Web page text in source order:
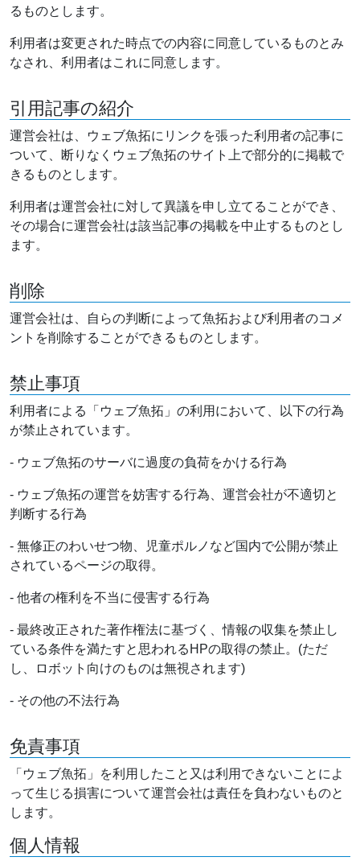
るものとします。
利用者は変更された時点での内容に同意しているものとみ
なされ、利用者はこれに同意します。
引用記事の紹介
運営会社は、ウェブ魚拓にリンクを張った利用者の記事に
ついて、断りなくウェブ魚拓のサイト上で部分的に掲載で
きるものとします。
利用者は運営会社に対して異議を申し立てることができ、
その場合に運営会社は該当記事の掲載を中止するものとし
ます。
削除
運営会社は、自らの判断によって魚拓および利用者のコメ
ントを削除することができるものとします。
禁止事項
利用者による「ウェブ魚拓」の利用において、以下の行為
が禁止されています。
- ウェブ魚拓のサーバに過度の負荷をかける行為
- ウェブ魚拓の運営を妨害する行為、運営会社が不適切と
判断する行為
- 無修正のわいせつ物、児童ポルノなど国内で公開が禁止
されているページの取得。
- 他者の権利を不当に侵害する行為
- 最終改正された著作権法に基づく、情報の収集を禁止し
ている条件を満たすと思われるHPの取得の禁止。(ただ
し、ロボット向けのものは無視されます)
- その他の不法行為
免責事項
「ウェブ魚拓」を利用したこと又は利用できないことによ
って生じる損害について運営会社は責任を負わないものと
します。
個人情報